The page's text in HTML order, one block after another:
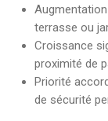
terrasse ou
Croissance
proximité de
Priorité
de sécurité